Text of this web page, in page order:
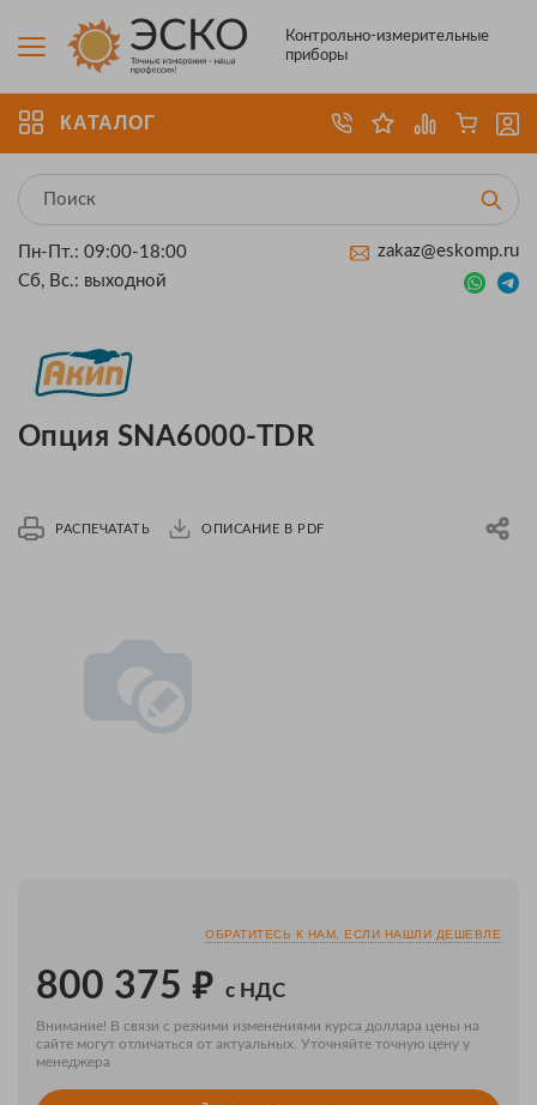
Контрольно-измерительные
приборы
КАТАЛОГ
Пн-Пт.: 09:00-18:00
Сб, Вс.: выходной
zakaz@eskomp.ru
Опция SNA6000-TDR
РАСПЕЧАТАТЬ ОПИСАНИЕ В PDF
ОБРАТИТЕСЬ К НАМ, ЕСЛИ НАШЛИ ДЕШЕВЛЕ
800 375 ₽ с НДС
Внимание! В связи с резкими изменениями курса доллара цены на
сайте могут отличаться от актуальных. Уточняйте точную цену у
менеджера